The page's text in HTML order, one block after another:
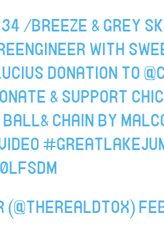
/BREEZE & GREY
WITH
DONATION TO
& SUPPORT
CHAIN BY